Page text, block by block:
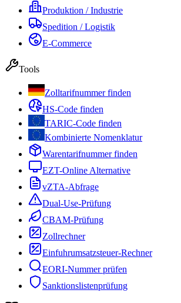
Produktion / Industrie
Spedition / Logistik
E-Commerce
Tools
Zolltarifnummer finden
HS-Code finden
TARIC-Code finden
Kombinierte Nomenklatur
Warentarifnummer finden
EZT-Online Alternative
vZTA-Abfrage
Dual-Use-Prüfung
CBAM-Prüfung
Zollrechner
Einfuhrumsatzsteuer-Rechner
EORI-Nummer prüfen
Sanktionslistenprüfung